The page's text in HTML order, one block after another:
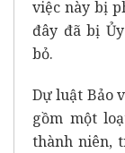
việc này bị
đây đã bị
bỏ.
Dự luật Bảo
gồm một
thành niên,